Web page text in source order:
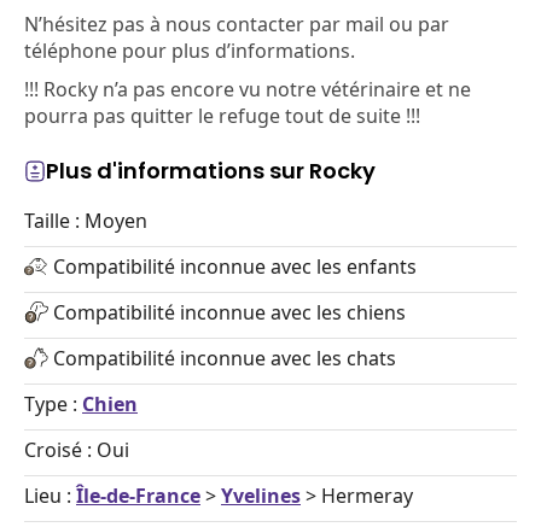
N’hésitez pas à nous contacter par mail ou par
téléphone pour plus d’informations.
!!! Rocky n’a pas encore vu notre vétérinaire et ne
pourra pas quitter le refuge tout de suite !!!
Plus d'informations sur Rocky
Taille : Moyen
Compatibilité inconnue avec les enfants
Compatibilité inconnue avec les chiens
Compatibilité inconnue avec les chats
Type : Chien
Croisé : Oui
Lieu : Île-de-France>Yvelines> Hermeray